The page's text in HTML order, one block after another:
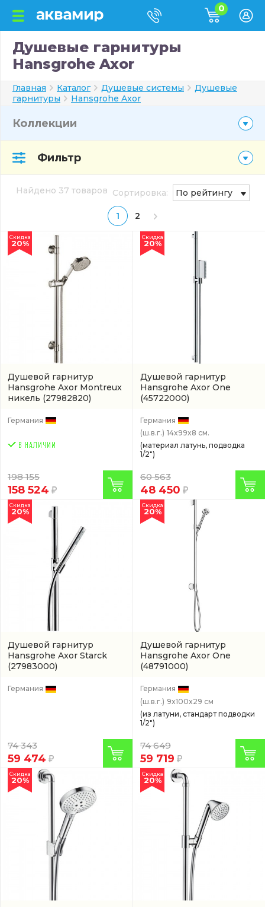
0
Душевые гарнитуры
Hansgrohe Axor
Главная Каталог Душевые системы
Душевые
гарнитуры
Hansgrohe Axor
Коллекции
Фильтр
Найдено 37 товаров
1 2
Сортировка: По рейтингу
Душевой гарнитур
Hansgrohe Axor Montreux
никель (27982820)
Скидка
20%
Германия
198 155
158 524
Душевой гарнитур
Hansgrohe Axor One
(45722000)
Скидка
20%
Германия
(ш.в.г.) 14x99x8 см.
(материал латунь, подводка
1/2")
60 563
48 450
Душевой гарнитур
Hansgrohe Axor Starck
(27983000)
Скидка
20%
Германия
74 343
59 474
Душевой гарнитур
Hansgrohe Axor One
(48791000)
Скидка
20%
Германия
(ш.в.г.) 9x100x29 см
(из латуни, стандарт подводки
1/2")
74 649
59 719
Скидка
20%
Скидка
20%